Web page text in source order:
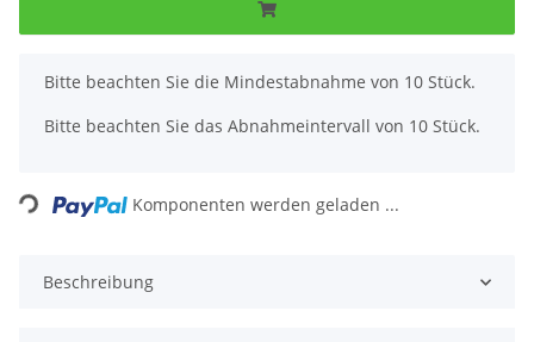
x
Bitte beachten Sie die Mindestabnahme von 10 Stück.
Bitte beachten Sie das Abnahmeintervall von 10 Stück.
Loading... Komponenten werden geladen ...
Beschreibung